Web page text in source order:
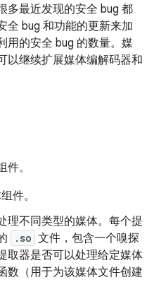
多最近发现的安全 bug 都
全 bug 和功能的更新来加
用的安全 bug 的数量。媒
以继续扩展媒体编解码器和
。
件。
理不同类型的媒体。每个提
.so 文件，包含一个嗅探
取器是否可以处理给定媒体
数（用于为该媒体文件创建